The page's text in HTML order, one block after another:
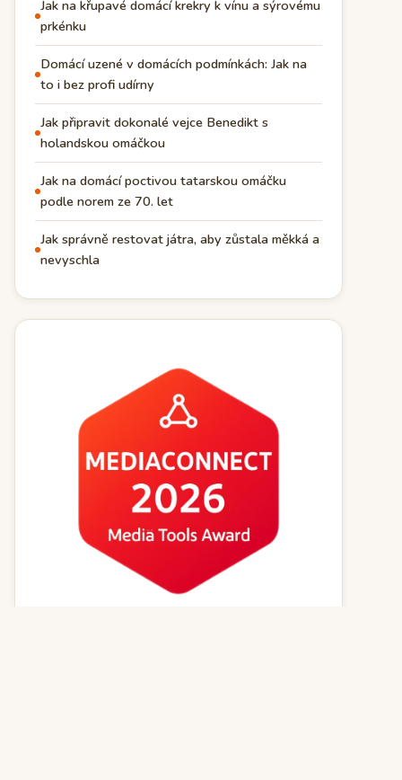
Jak na křupavé domácí krekry k vínu a sýrovému
prkénku
Domácí uzené v domácích podmínkách: Jak na
to i bez profi udírny
Jak připravit dokonalé vejce Benedikt s
holandskou omáčkou
Jak na domácí poctivou tatarskou omáčku
podle norem ze 70. let
Jak správně restovat játra, aby zůstala měkká a
nevyschla